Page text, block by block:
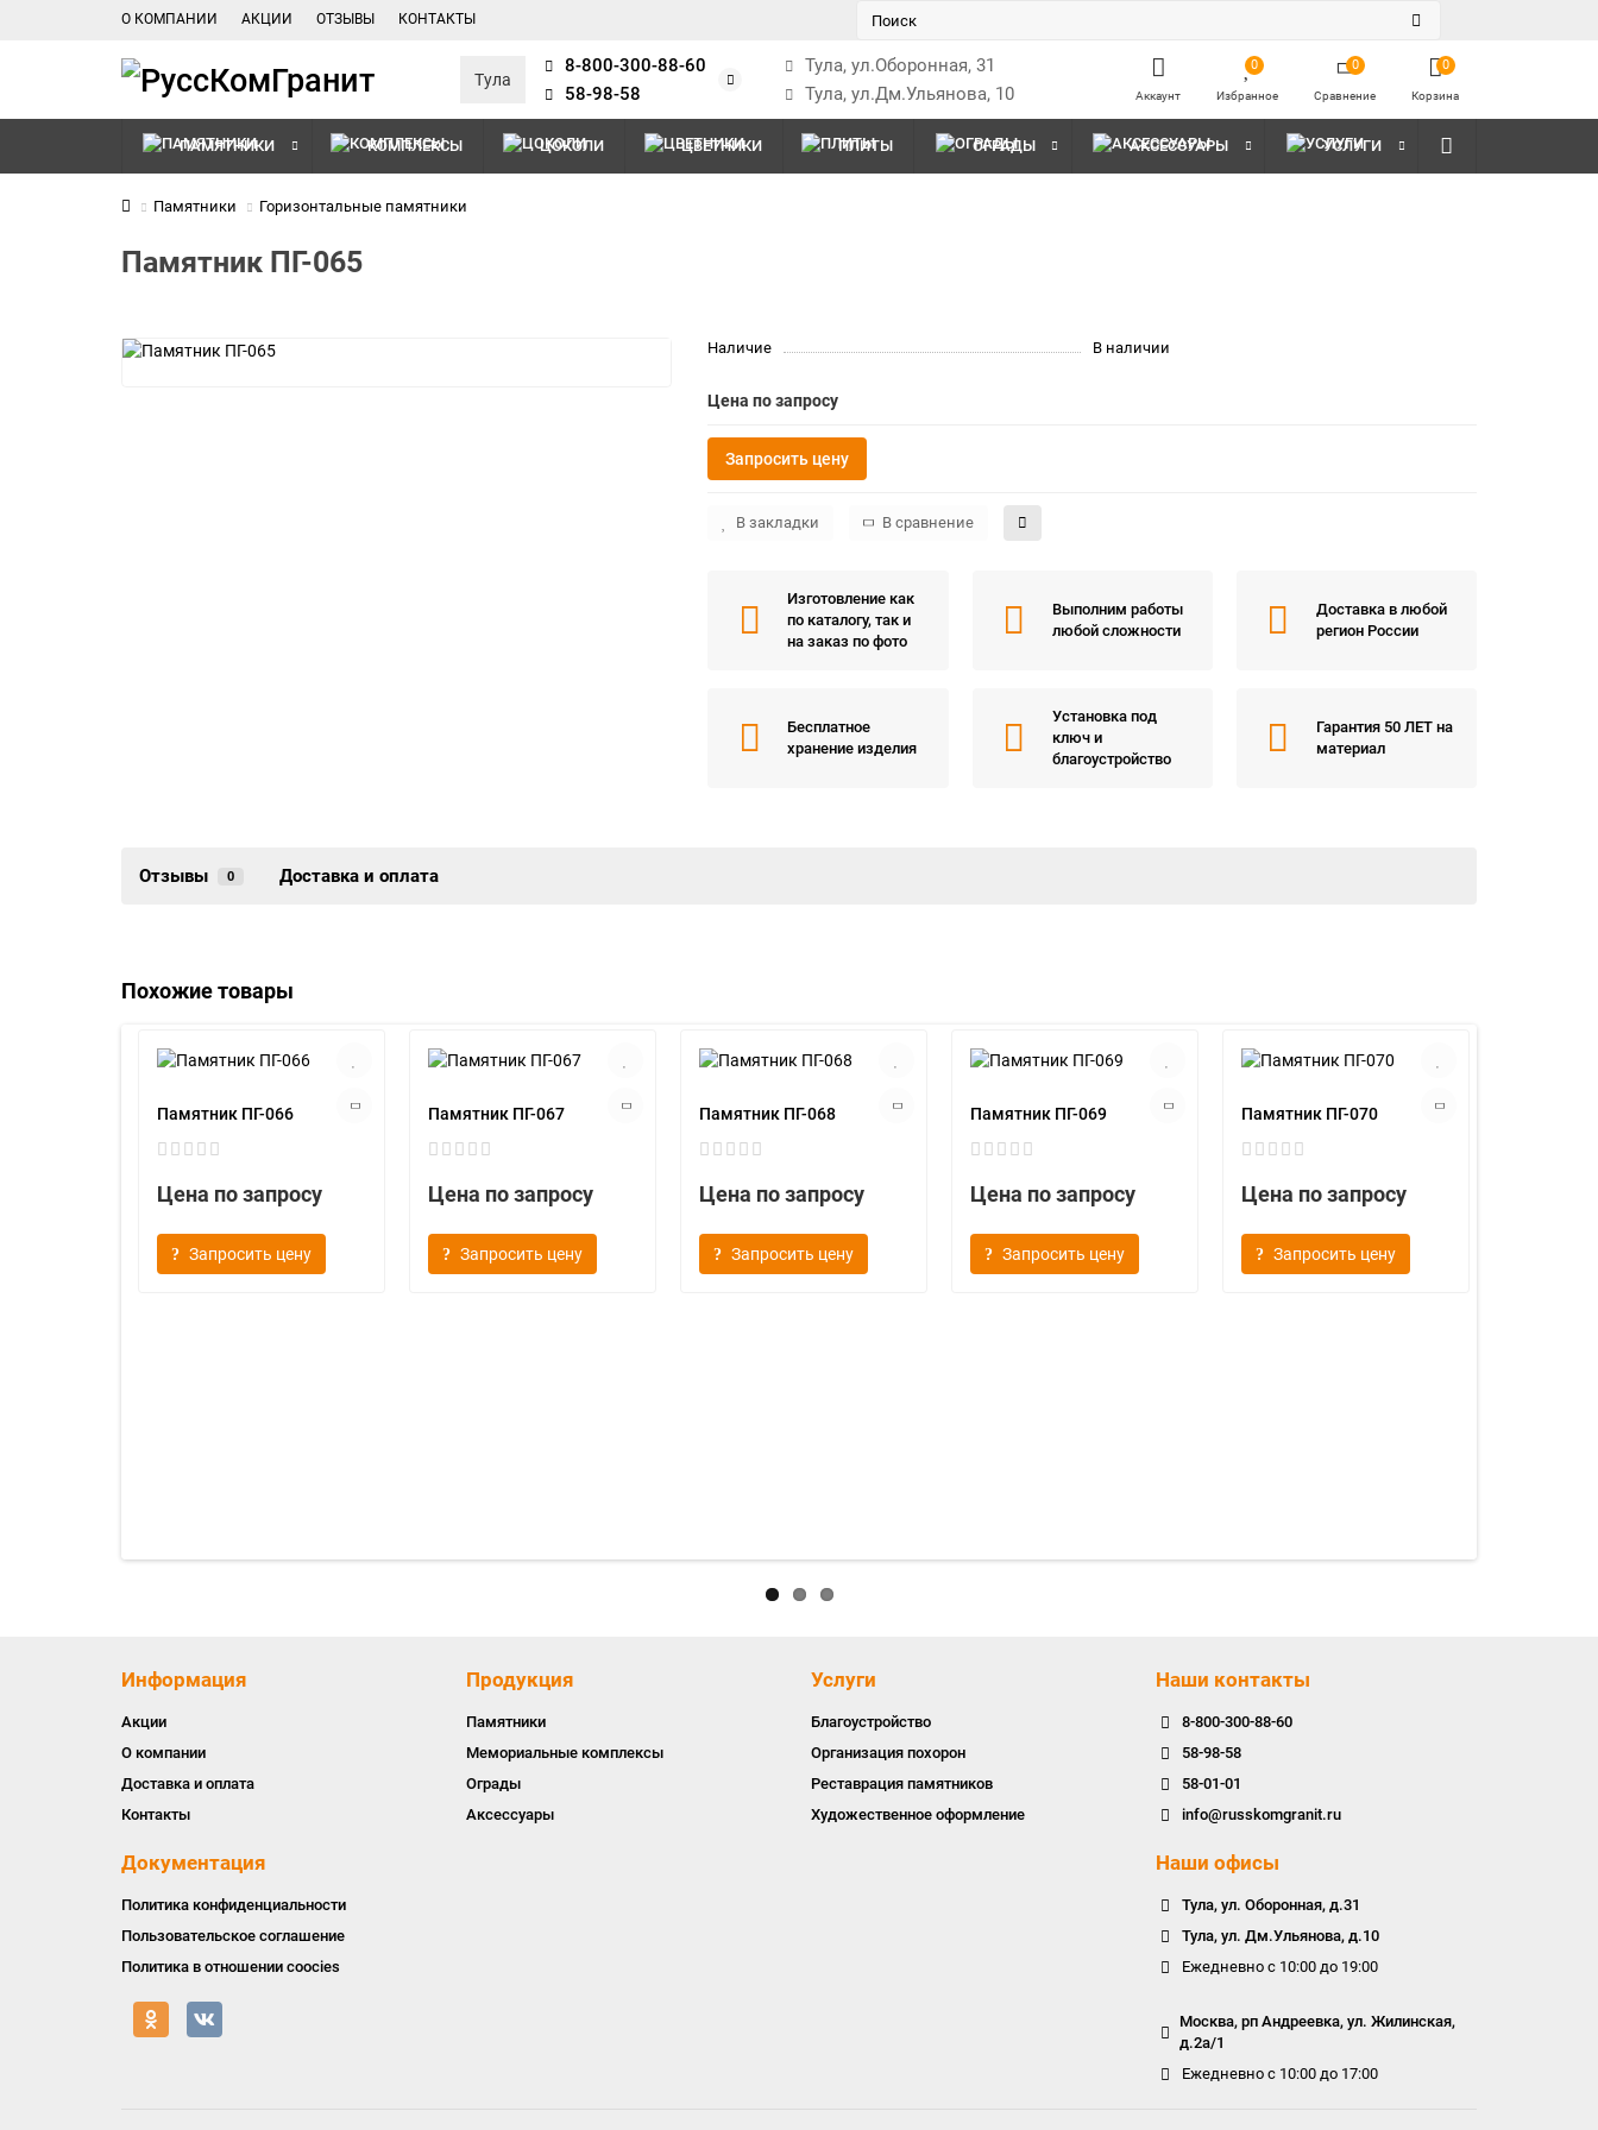
О КОМПАНИИ АКЦИИ ОТЗЫВЫ КОНТАКТЫ
Тула
8-800-300-88-60
58-98-58
Тула, ул.Оборонная, 31
Тула, ул.Дм.Ульянова, 10
Аккаунт
0
Избранное
0
Сравнение
0
Корзина
ПАМЯТНИКИ КОМПЛЕКСЫ ЦОКОЛИ ЦВЕТНИКИ ПЛИТЫ ОГРАДЫ АКСЕССУАРЫ УСЛУГИ
Памятники Горизонтальные памятники
Памятник ПГ-065
Наличие В наличии
Цена по запросу
Запросить цену
В закладки В сравнение
Изготовление как
по каталогу, так и
на заказ по фото
Выполним работы
любой сложности
Доставка в любой
регион России
Бесплатное
хранение изделия
Установка под
ключ и
благоустройство
Гарантия 50 ЛЕТ на
материал
Отзывы 0 Доставка и оплата
Похожие товары
Памятник ПГ-066
Цена по запросу
Запросить цену
Памятник ПГ-067
Цена по запросу
Запросить цену
Памятник ПГ-068
Цена по запросу
Запросить цену
Памятник ПГ-069
Цена по запросу
Запросить цену
Памятник ПГ-070
Цена по запросу
Запросить цену
Информация
Акции
О компании
Доставка и оплата
Контакты
Документация
Политика конфиденциальности
Пользовательское соглашение
Политика в отношении coocies
Продукция
Памятники
Мемориальные комплексы
Ограды
Аксессуары
Услуги
Благоустройство
Организация похорон
Реставрация памятников
Художественное оформление
Наши контакты
8-800-300-88-60
58-98-58
58-01-01
info@russkomgranit.ru
Наши офисы
Тула, ул. Оборонная, д.31
Тула, ул. Дм.Ульянова, д.10
Ежедневно с 10:00 до 19:00
Москва, рп Андреевка, ул. Жилинская,
д.2а/1
Ежедневно с 10:00 до 17:00